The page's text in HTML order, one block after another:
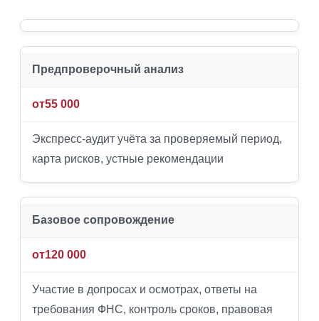
Предпроверочный анализ
от55 000
Экспресс-аудит учёта за проверяемый период,
карта рисков, устные рекомендации
Базовое сопровождение
от120 000
Участие в допросах и осмотрах, ответы на
требования ФНС, контроль сроков, правовая